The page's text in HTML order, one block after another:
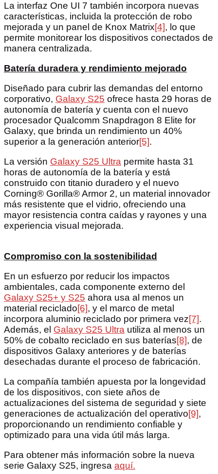
La interfaz One UI 7 también incorpora nuevas
características, incluida la protección de robo
mejorada y un panel de Knox Matrix[4], lo que
permite monitorear los dispositivos conectados de
manera centralizada.
Batería duradera y rendimiento mejorado
Diseñado para cubrir las demandas del entorno
corporativo, Galaxy S25 ofrece hasta 29 horas de
autonomía de batería y cuenta con el nuevo
procesador Qualcomm Snapdragon 8 Elite for
Galaxy, que brinda un rendimiento un 40%
superior a la generación anterior[5].
La versión Galaxy S25 Ultra permite hasta 31
horas de autonomía de la batería y está
construido con titanio duradero y el nuevo
Corning® Gorilla® Armor 2, un material innovador
más resistente que el vidrio, ofreciendo una
mayor resistencia contra caídas y rayones y una
experiencia visual mejorada.
Compromiso con la sostenibilidad
En un esfuerzo por reducir los impactos
ambientales, cada componente externo del
Galaxy S25+ y S25 ahora usa al menos un
material reciclado[6], y el marco de metal
incorpora aluminio reciclado por primera vez[7].
Además, el Galaxy S25 Ultra utiliza al menos un
50% de cobalto reciclado en sus baterías[8], de
dispositivos Galaxy anteriores y de baterías
desechadas durante el proceso de fabricación.
La compañía también apuesta por la longevidad
de los dispositivos, con siete años de
actualizaciones del sistema de seguridad y siete
generaciones de actualización del operativo[9],
proporcionando un rendimiento confiable y
optimizado para una vida útil más larga.
Para obtener más información sobre la nueva
serie Galaxy S25, ingresa aquí.